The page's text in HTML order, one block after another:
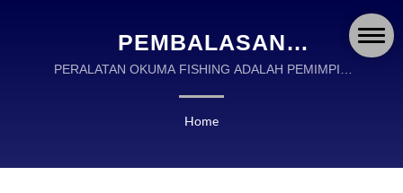
PEMBALASAN
PRODICARI | OKUMA
FISHING TACKLE CO.,
PERALATAN OKUMA FISHING ADALAH PEMIMPIN
Home